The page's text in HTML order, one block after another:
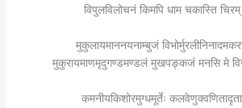
विपुलविलोचनं किमपि धाम चकास्ति
मुकुलायमाननयनाम्बुजं
मुकुरायमाणमृदुगण्डमण्डलं मुखपङ्कजं मनसि मे
कमनीयकिशोरमुग्धमूर्तेः